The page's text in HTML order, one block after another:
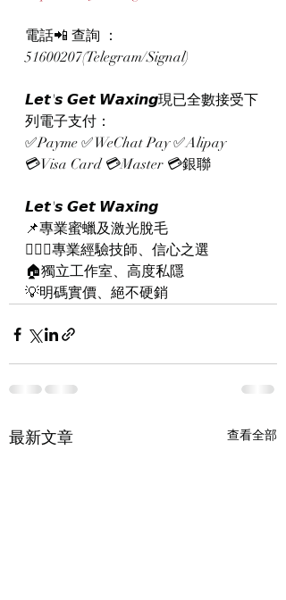
電話📲 查詢 ：
51600207(Telegram/Signal)
𝙇𝙚𝙩'𝙨 𝙂𝙚𝙩 𝙒𝙖𝙭𝙞𝙣𝙜現已全數接受下
列電子支付：
✅Payme ✅WeChat Pay ✅Alipay
💳Visa Card 💳Master 💳銀聯
𝙇𝙚𝙩'𝙨 𝙂𝙚𝙩 𝙒𝙖𝙭𝙞𝙣𝙜
📌專業蜜蠟及激光脫毛
👨🏻‍⚕專業經驗技師、信心之選
🏠獨立工作室、高度私隱
💡明碼實價、絕不硬銷
最新文章 查看全部